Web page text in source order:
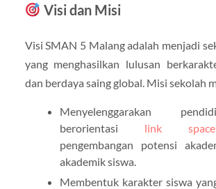
Visi dan Misi
Visi SMAN 5 Malang adalah menjadi
yang menghasilkan lulusan
dan berdaya saing global. Misi sekolah
Menyelenggarakan
berorientasi link
pengembangan potensi
akademik siswa.
Membentuk karakter siswa